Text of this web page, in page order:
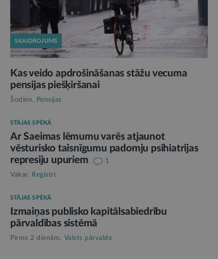
SKAIDROJUMS
Kas veido apdrošināšanas stāžu vecuma
pensijas piešķiršanai
Šodien, Pensijas
STĀJAS SPĒKĀ
Ar Saeimas lēmumu varēs atjaunot
vēsturisko taisnīgumu padomju psihiatrijas
represiju upuriem
1
Vakar, Reģistri
STĀJAS SPĒKĀ
Izmaiņas publisko kapitālsabiedrību
pārvaldības sistēmā
Pirms 2 dienām, Valsts pārvalde